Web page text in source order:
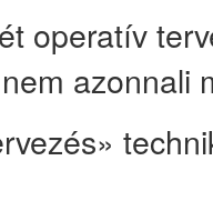
operatív
azonnali